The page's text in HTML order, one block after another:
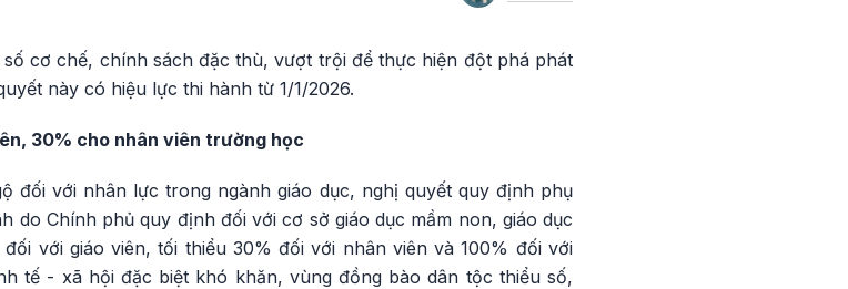
cơ chế, chính sách đặc thù, vượt trội để thực hiện đột phá phát
này có hiệu lực thi hành từ 1/1/2026.
30% cho nhân viên trường học
đối với nhân lực trong ngành giáo dục, nghị quyết quy định phụ
do Chính phủ quy định đối với cơ sở giáo dục mầm non, giáo dục
với giáo viên, tối thiểu 30% đối với nhân viên và 100% đối với
tế - xã hội đặc biệt khó khăn, vùng đồng bào dân tộc thiểu số,